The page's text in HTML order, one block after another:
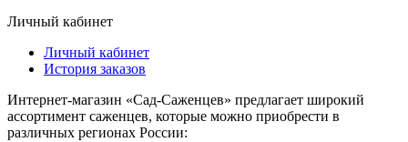
Личный кабинет
Личный кабинет
История заказов
Интернет-магазин «Сад-Саженцев» предлагает широкий
ассортимент саженцев, которые можно приобрести в
различных регионах России: